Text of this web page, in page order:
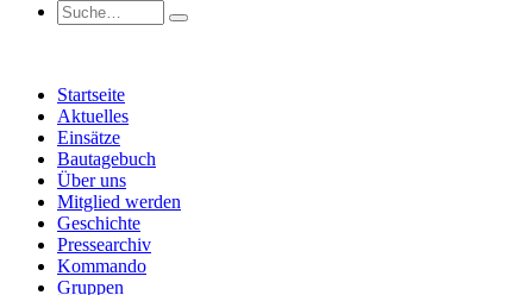
Startseite
Aktuelles
Einsätze
Bautagebuch
Über uns
Mitglied werden
Geschichte
Pressearchiv
Kommando
Gruppen